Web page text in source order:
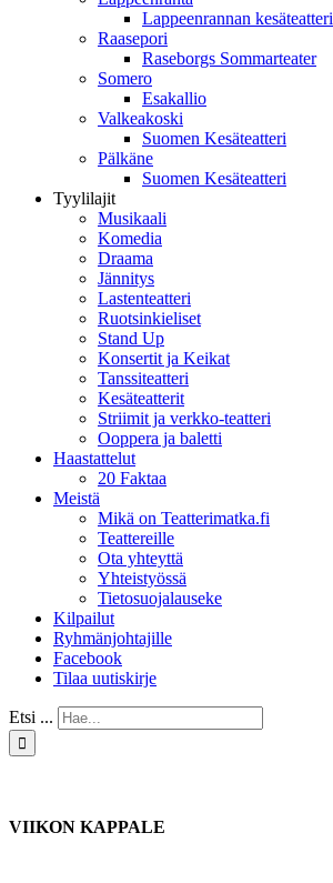
Lappeenrannan kesäteatteri
Raasepori
Raseborgs Sommarteater
Somero
Esakallio
Valkeakoski
Suomen Kesäteatteri
Pälkäne
Suomen Kesäteatteri
Tyylilajit
Musikaali
Komedia
Draama
Jännitys
Lastenteatteri
Ruotsinkieliset
Stand Up
Konsertit ja Keikat
Tanssiteatteri
Kesäteatterit
Striimit ja verkko-teatteri
Ooppera ja baletti
Haastattelut
20 Faktaa
Meistä
Mikä on Teatterimatka.fi
Teattereille
Ota yhteyttä
Yhteistyössä
Tietosuojalauseke
Kilpailut
Ryhmänjohtajille
Facebook
Tilaa uutiskirje
Etsi ...
VIIKON KAPPALE